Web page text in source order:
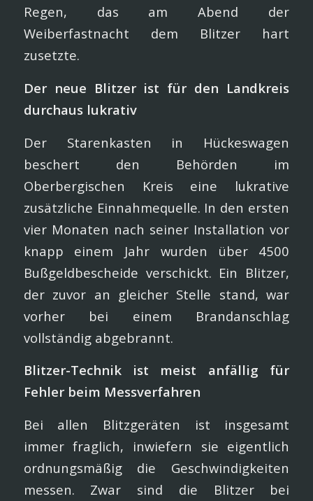
Regen, das am Abend der
Weiberfastnacht dem Blitzer hart
zusetzte.
Der neue Blitzer ist für den Landkreis
durchaus lukrativ
Der Starenkasten in Hückeswagen
beschert den Behörden im
Oberbergischen Kreis eine lukrative
zusätzliche Einnahmequelle. In den ersten
vier Monaten nach seiner Installation vor
knapp einem Jahr wurden über 4500
Bußgeldbescheide verschickt. Ein Blitzer,
der zuvor an gleicher Stelle stand, war
vorher bei einem Brandanschlag
vollständig abgebrannt.
Blitzer-Technik ist meist anfällig für
Fehler beim Messverfahren
Bei allen Blitzgeräten ist insgesamt
immer fraglich, inwiefern sie eigentlich
ordnungsmäßig die Geschwindigkeiten
messen. Zwar sind die Blitzer bei